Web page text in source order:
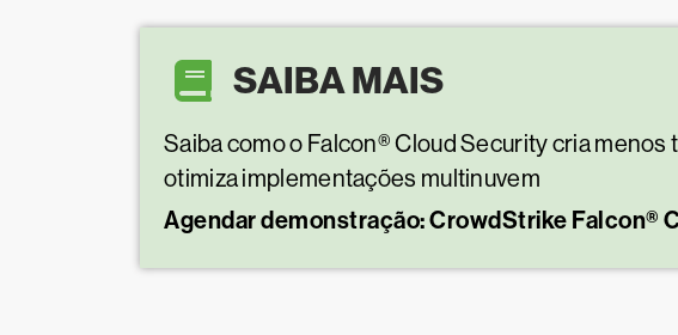
SAIBA MAIS
Saiba como o Falcon® Cloud Security cria
otimiza implementações multinuvem
Agendar demonstração: CrowdStrike Falcon®